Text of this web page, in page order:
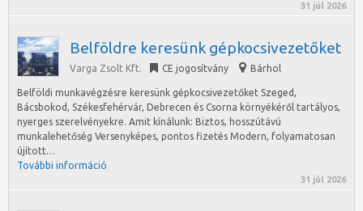
31 júl 2026
Belföldre keresünk gépkocsivezetőket
Varga Zsolt Kft. CE jogosítvány Bárhol
Belföldi munkavégzésre keresünk gépkocsivezetőket Szeged,
Bácsbokod, Székesfehérvár, Debrecen és Csorna környékéről tartályos,
nyerges szerelvényekre. Amit kínálunk: Biztos, hosszútávú
munkalehetőség Versenyképes, pontos fizetés Modern, folyamatosan
újított…
További információ
31 júl 2026